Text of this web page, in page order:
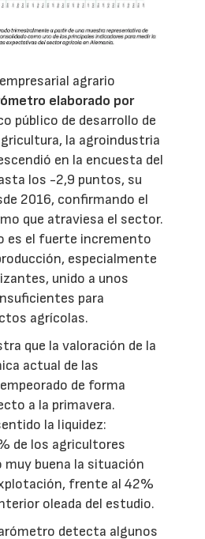
agrario
elaborado por
público de desarrollo de
la agroindustria
en la encuesta del
los -2,9 puntos, su
2016, confirmando el
que atraviesa el sector.
es el fuerte incremento
especialmente
unido a unos
para
agrícolas.
que la valoración de la
actual de las
de forma
a la primavera.
la liquidez:
de los agricultores
muy buena la situación
frente al 42%
oleada del estudio.
detecta algunos